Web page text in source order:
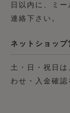
日以内に、ミ
連絡下さい。
ネットショップ
土・日・祝日
わせ・入金確認